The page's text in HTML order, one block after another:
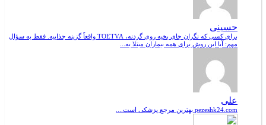
حسینی
برای کسی که نگران جای بخیه روی گردنه، TOETVA واقعاً گزینه جذابیه. فقط یه سؤال
مهم: آیا این روش برای همه بیماران مبتلا به...
علی
pezeshk24.com بهترین مرجع پزشکی است....